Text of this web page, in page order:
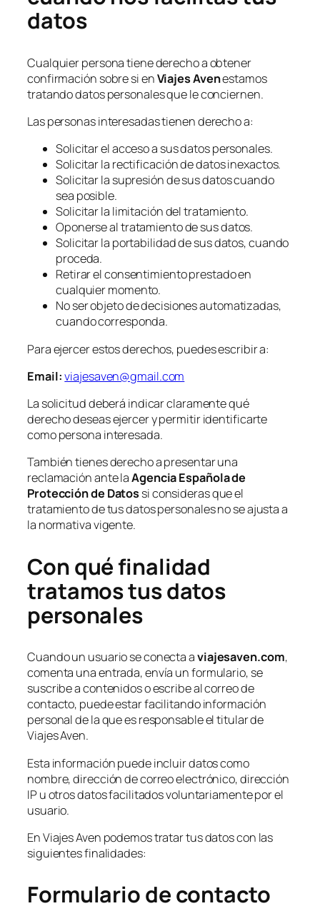
datos
Cualquier persona tiene derecho a obtener
confirmación sobre si enViajes Avenestamos
tratando datos personales que le conciernen.
Las personas interesadas tienen derecho a:
Solicitar el acceso a sus datos personales.
Solicitar la rectificación de datos inexactos.
Solicitar la supresión de sus datos cuando
sea posible.
Solicitar la limitación del tratamiento.
Oponerse al tratamiento de sus datos.
Solicitar la portabilidad de sus datos, cuando
proceda.
Retirar el consentimiento prestado en
cualquier momento.
No ser objeto de decisiones automatizadas,
cuando corresponda.
Para ejercer estos derechos, puedes escribir a:
Email:viajesaven@gmail.com
La solicitud deberá indicar claramente qué
derecho deseas ejercer y permitir identificarte
como persona interesada.
También tienes derecho a presentar una
reclamación ante laAgencia Española de
Protección de Datossi consideras que el
tratamiento de tus datos personales no se ajusta a
la normativa vigente.
Con qué finalidad
tratamos tus datos
personales
Cuando un usuario se conecta aviajesaven.com,
comenta una entrada, envía un formulario, se
suscribe a contenidos o escribe al correo de
contacto, puede estar facilitando información
personal de la que es responsable el titular de
Viajes Aven.
Esta información puede incluir datos como
nombre, dirección de correo electrónico, dirección
IP u otros datos facilitados voluntariamente por el
usuario.
En Viajes Aven podemos tratar tus datos con las
siguientes finalidades:
Formulario de contacto